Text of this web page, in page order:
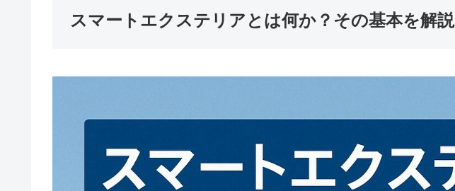
スマートエクステリアとは何か？その基本を解説